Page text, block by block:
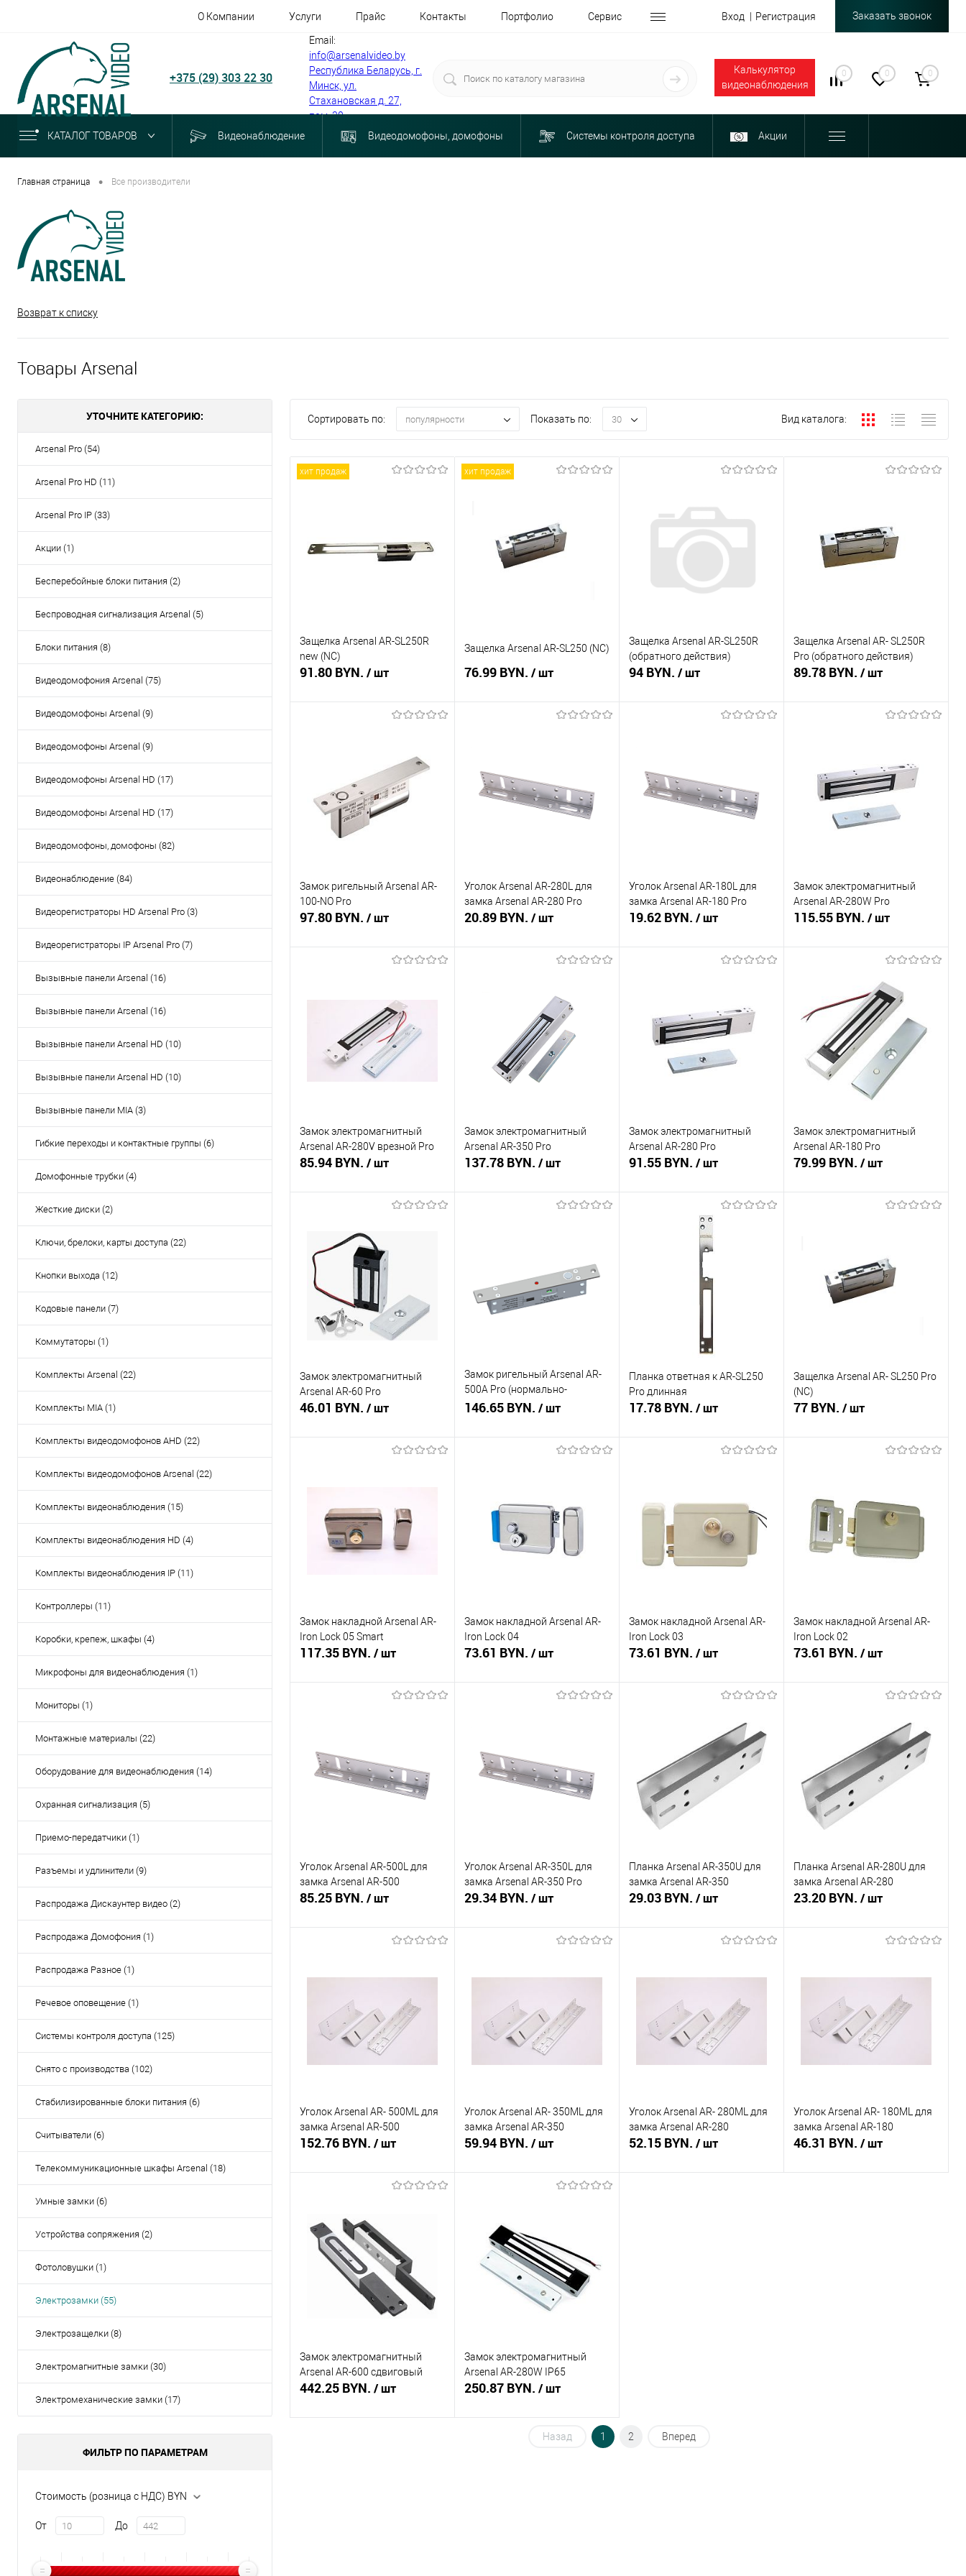
О Компании Услуги Прайс Контакты Портфолио Сервис Вход Регистрация Заказать звонок
+375 (29) 303 22 30
Email:
info@arsenalvideo.by
Республика Беларусь, г.
Минск, ул.
Стахановская д. 27,
пом. 30
Калькулятор
видеонаблюдения
0 0 0
КАТАЛОГ ТОВАРОВ Видеонаблюдение Видеодомофоны, домофоны Системы контроля доступа Акции
Главная страница • Все производители
Возврат к списку
Товары Arsenal
УТОЧНИТЕ КАТЕГОРИЮ:
Arsenal Pro (54)
Arsenal Pro HD (11)
Arsenal Pro IP (33)
Акции (1)
Бесперебойные блоки питания (2)
Беспроводная сигнализация Arsenal (5)
Блоки питания (8)
Видеодомофония Arsenal (75)
Видеодомофоны Arsenal (9)
Видеодомофоны Arsenal (9)
Видеодомофоны Arsenal HD (17)
Видеодомофоны Arsenal HD (17)
Видеодомофоны, домофоны (82)
Видеонаблюдение (84)
Видеорегистраторы HD Arsenal Pro (3)
Видеорегистраторы IP Arsenal Pro (7)
Вызывные панели Arsenal (16)
Вызывные панели Arsenal (16)
Вызывные панели Arsenal HD (10)
Вызывные панели Arsenal HD (10)
Вызывные панели MIA (3)
Гибкие переходы и контактные группы (6)
Домофонные трубки (4)
Жесткие диски (2)
Ключи, брелоки, карты доступа (22)
Кнопки выхода (12)
Кодовые панели (7)
Коммутаторы (1)
Комплекты Arsenal (22)
Комплекты MIA (1)
Комплекты видеодомофонов AHD (22)
Комплекты видеодомофонов Arsenal (22)
Комплекты видеонаблюдения (15)
Комплекты видеонаблюдения HD (4)
Комплекты видеонаблюдения IP (11)
Контроллеры (11)
Коробки, крепеж, шкафы (4)
Микрофоны для видеонаблюдения (1)
Мониторы (1)
Монтажные материалы (22)
Оборудование для видеонаблюдения (14)
Охранная сигнализация (5)
Приемо-передатчики (1)
Разъемы и удлинители (9)
Распродажа Дискаунтер видео (2)
Распродажа Домофония (1)
Распродажа Разное (1)
Речевое оповещение (1)
Системы контроля доступа (125)
Снято с производства (102)
Стабилизированные блоки питания (6)
Считыватели (6)
Телекоммуникационные шкафы Arsenal (18)
Умные замки (6)
Устройства сопряжения (2)
Фотоловушки (1)
Электрозамки (55)
Электрозащелки (8)
Электромагнитные замки (30)
Электромеханические замки (17)
ФИЛЬТР ПО ПАРАМЕТРАМ
Стоимость (розница с НДС) BYN
От До
Сортировать по: популярности Показать по: 30 Вид каталога:
хит продаж
Защелка Arsenal AR-SL250R
new (NC)
91.80 BYN. / шт
Сравнение
В избранное
Недоступно
хит продаж
Защелка Arsenal AR-SL250 (NC)
76.99 BYN. / шт
Купить в 1 клик
В избранное
В наличии
Защелка Arsenal AR-SL250R
(обратного действия)
94 BYN. / шт
Купить в 1 клик
В избранное
В наличии
Защелка Arsenal AR- SL250R
Pro (обратного действия)
89.78 BYN. / шт
Купить в 1 клик
Сравнение
В избранное
Недоступно
Замок ригельный Arsenal AR-
100-NO Pro
97.80 BYN. / шт
Сравнение
В избранное
В наличии
Уголок Arsenal AR-280L для
замка Arsenal AR-280 Pro
20.89 BYN. / шт
Сравнение
В избранное
В наличии
Уголок Arsenal AR-180L для
замка Arsenal AR-180 Pro
19.62 BYN. / шт
Купить в 1 клик
Сравнение
В избранное
В наличии
Замок электромагнитный
Arsenal AR-280W Pro
115.55 BYN. / шт
Купить в 1 клик
Сравнение
В избранное
В наличии
Замок электромагнитный
Arsenal AR-280V врезной Pro
85.94 BYN. / шт
Купить в 1 клик
Сравнение
В избранное
Замок электромагнитный
Arsenal AR-350 Pro
137.78 BYN. / шт
В избранное
В наличии
Замок электромагнитный
Arsenal AR-280 Pro
91.55 BYN. / шт
В корзину
Замок электромагнитный
Arsenal AR-180 Pro
79.99 BYN. / шт
Сравнение
В избранное
В наличии
Замок электромагнитный
Arsenal AR-60 Pro
46.01 BYN. / шт
В избранное
В наличии
Замок ригельный Arsenal AR-
500A Pro (нормально-
открытый)
146.65 BYN. / шт
Купить в 1 клик
Сравнение
В избранное
В наличии
Планка ответная к AR-SL250
Pro длинная
17.78 BYN. / шт
Купить в 1 клик
Сравнение
В избранное
Недоступно
Защелка Arsenal AR- SL250 Pro
(NC)
77 BYN. / шт
Купить в 1 клик
Сравнение
В избранное
Недоступно
Замок накладной Arsenal AR-
Iron Lock 05 Smart
117.35 BYN. / шт
Купить в 1 клик
В избранное
В наличии
Замок накладной Arsenal AR-
Iron Lock 04
73.61 BYN. / шт
Купить в 1 клик
В избранное
В наличии
Замок накладной Arsenal AR-
Iron Lock 03
73.61 BYN. / шт
Купить в 1 клик
Сравнение
В избранное
В наличии
Замок накладной Arsenal AR-
Iron Lock 02
73.61 BYN. / шт
Купить в 1 клик
Сравнение
В избранное
В наличии
Уголок Arsenal AR-500L для
замка Arsenal AR-500
85.25 BYN. / шт
В избранное
В наличии
Уголок Arsenal AR-350L для
замка Arsenal AR-350 Pro
29.34 BYN. / шт
В избранное
В наличии
Планка Arsenal AR-350U для
замка Arsenal AR-350
29.03 BYN. / шт
В избранное
В наличии
Планка Arsenal AR-280U для
замка Arsenal AR-280
23.20 BYN. / шт
Купить в 1 клик
Сравнение
В избранное
В наличии
Уголок Arsenal AR- 500ML для
замка Arsenal AR-500
152.76 BYN. / шт
Купить в 1 клик
Сравнение
В избранное
В наличии
Уголок Arsenal AR- 350ML для
замка Arsenal AR-350
59.94 BYN. / шт
Купить в 1 клик
Сравнение
В избранное
В наличии
Уголок Arsenal AR- 280ML для
замка Arsenal AR-280
52.15 BYN. / шт
Уголок Arsenal AR- 180ML для
замка Arsenal AR-180
46.31 BYN. / шт
Замок электромагнитный
Arsenal AR-600 сдвиговый
442.25 BYN. / шт
Замок электромагнитный
Arsenal AR-280W IP65
250.87 BYN. / шт
Назад 1 2 Вперед